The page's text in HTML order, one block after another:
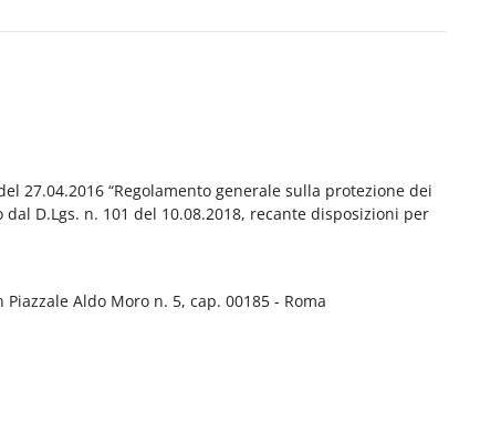
27.04.2016 “Regolamento generale sulla protezione dei
D.Lgs. n. 101 del 10.08.2018, recante disposizioni per
Aldo Moro n. 5, cap. 00185 - Roma